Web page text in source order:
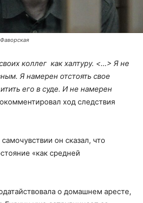
коллег как халтуру. <…> Я не
Я намерен отстоять свое
его в суде. И не намерен
ход следствия
он сказал, что
«как средней
о домашнем аресте,